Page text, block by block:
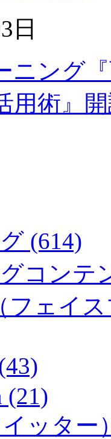
日
ニング
用術』
(614)
コンテ
フェイ
(21)
ッター